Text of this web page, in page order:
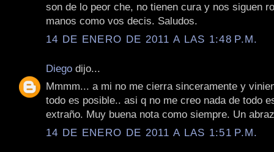
son de lo peor che, no tienen cura y nos siguen
manos como vos decis. Saludos.
14 DE ENERO DE 2011 A LAS 1:48 P.M.
Diego dijo...
Mmmm... a mi no me cierra sinceramente y
todo es posible.. asi q no me creo nada de todo
extraño. Muy buena nota como siempre. Un
14 DE ENERO DE 2011 A LAS 1:51 P.M.